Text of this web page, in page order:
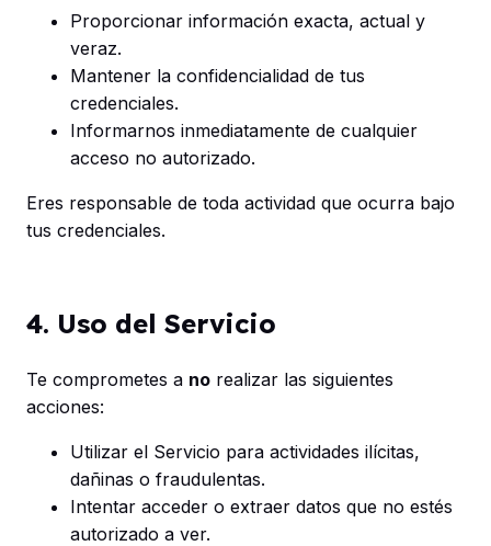
Proporcionar información exacta, actual y
veraz.
Mantener la confidencialidad de tus
credenciales.
Informarnos inmediatamente de cualquier
acceso no autorizado.
Eres responsable de toda actividad que ocurra bajo
tus credenciales.
4. Uso del Servicio
Te comprometes a no realizar las siguientes
acciones:
Utilizar el Servicio para actividades ilícitas,
dañinas o fraudulentas.
Intentar acceder o extraer datos que no estés
autorizado a ver.